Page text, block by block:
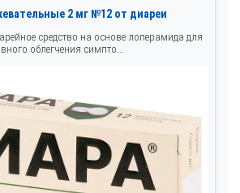
2 мг №12 от диареи
средство на основе лоперамида для
облегчения симпто...